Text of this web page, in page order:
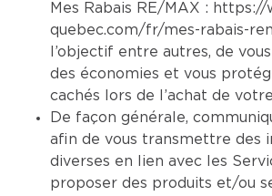
Mes Rabais RE/MAX : https://
quebec.com/fr/mes-rabais-
l’objectif entre autres, de
des économies et vous
cachés lors de l’achat de
De façon générale,
afin de vous transmettre des
diverses en lien avec les
proposer des produits et/ou